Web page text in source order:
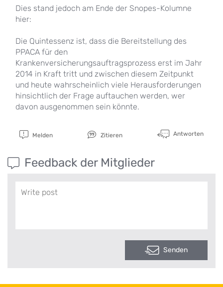
Dies stand jedoch am Ende der Snopes-Kolumne
hier:
Die Quintessenz ist, dass die Bereitstellung des
PPACA für den
Krankenversicherungsauftragsprozess erst im Jahr
2014 in Kraft tritt und zwischen diesem Zeitpunkt
und heute wahrscheinlich viele Herausforderungen
hinsichtlich der Frage auftauchen werden, wer
davon ausgenommen sein könnte.
Melden Zitieren Antworten
Feedback der Mitglieder
Senden